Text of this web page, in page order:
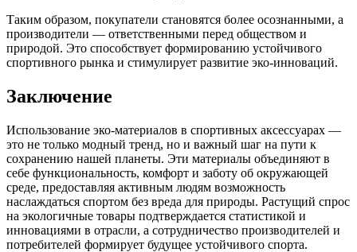
Таким образом, покупатели становятся более осознанными, а
производители — ответственными перед обществом и
природой. Это способствует формированию устойчивого
спортивного рынка и стимулирует развитие эко-инноваций.
Заключение
Использование эко-материалов в спортивных аксессуарах —
это не только модный тренд, но и важный шаг на пути к
сохранению нашей планеты. Эти материалы объединяют в
себе функциональность, комфорт и заботу об окружающей
среде, предоставляя активным людям возможность
наслаждаться спортом без вреда для природы. Растущий спрос
на экологичные товары подтверждается статистикой и
инновациями в отрасли, а сотрудничество производителей и
потребителей формирует будущее устойчивого спорта.